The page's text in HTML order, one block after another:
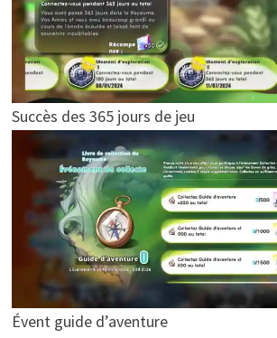
Succès des 365 jours de jeu
Évent guide d’aventure